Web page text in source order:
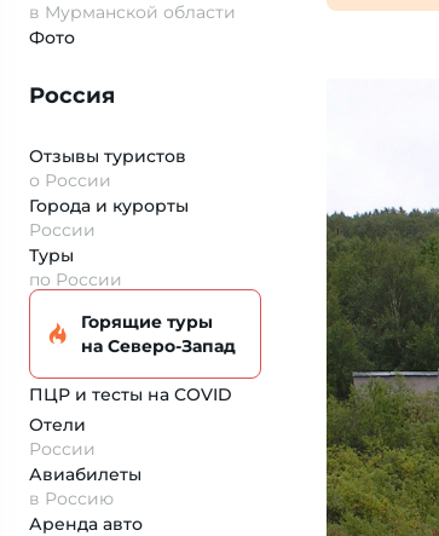
в Мурманской области
Фото
Россия
Отзывы туристов
о России
Города и курорты
России
Туры
по России
Горящие туры
на Северо-Запад
ПЦР и тесты на COVID
Отели
России
Авиабилеты
в Россию
Аренда авто